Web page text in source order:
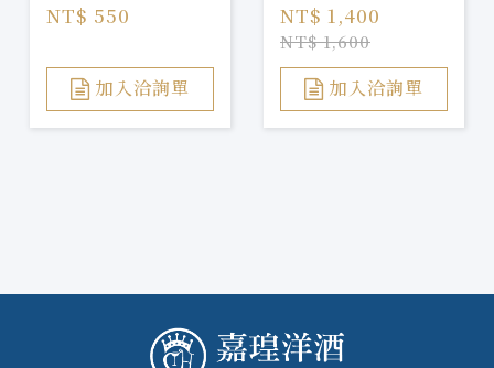
NT$ 550
加入洽詢單
NT$ 1,400
NT$ 1,600
加入洽詢單